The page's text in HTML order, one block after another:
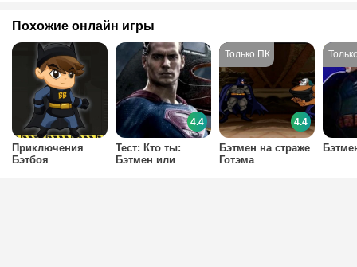
Похожие онлайн игры
Бэтмен на страже
Готэма
4.4
Приключения
Бэтбоя
Тест: Кто ты:
Бэтмен или
4.4